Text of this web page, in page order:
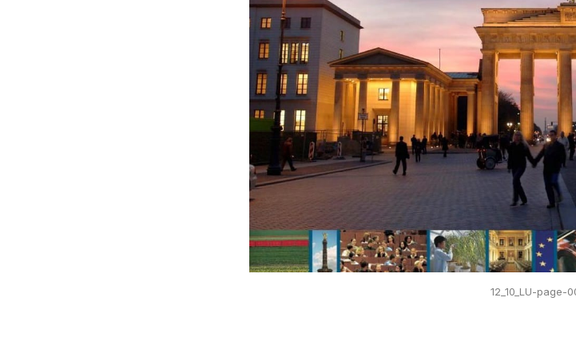
12_10_LU-page-